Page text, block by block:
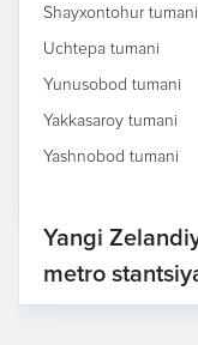
Shayxontohur tumani
Uchtepa tumani
Yunusobod tumani
Yakkasaroy tumani
Yashnobod tumani
Yangi
metro